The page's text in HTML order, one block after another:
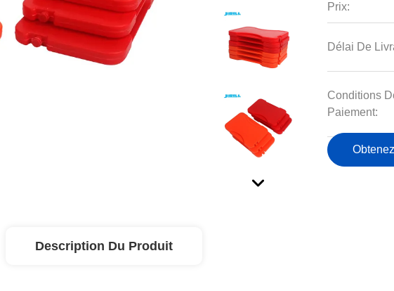
Prix:
Délai De
Conditions
Paiement:
Description Du Produit